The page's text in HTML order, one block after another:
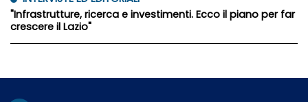
"Infrastrutture, ricerca e investimenti. Ecco il piano per far
crescere il Lazio"